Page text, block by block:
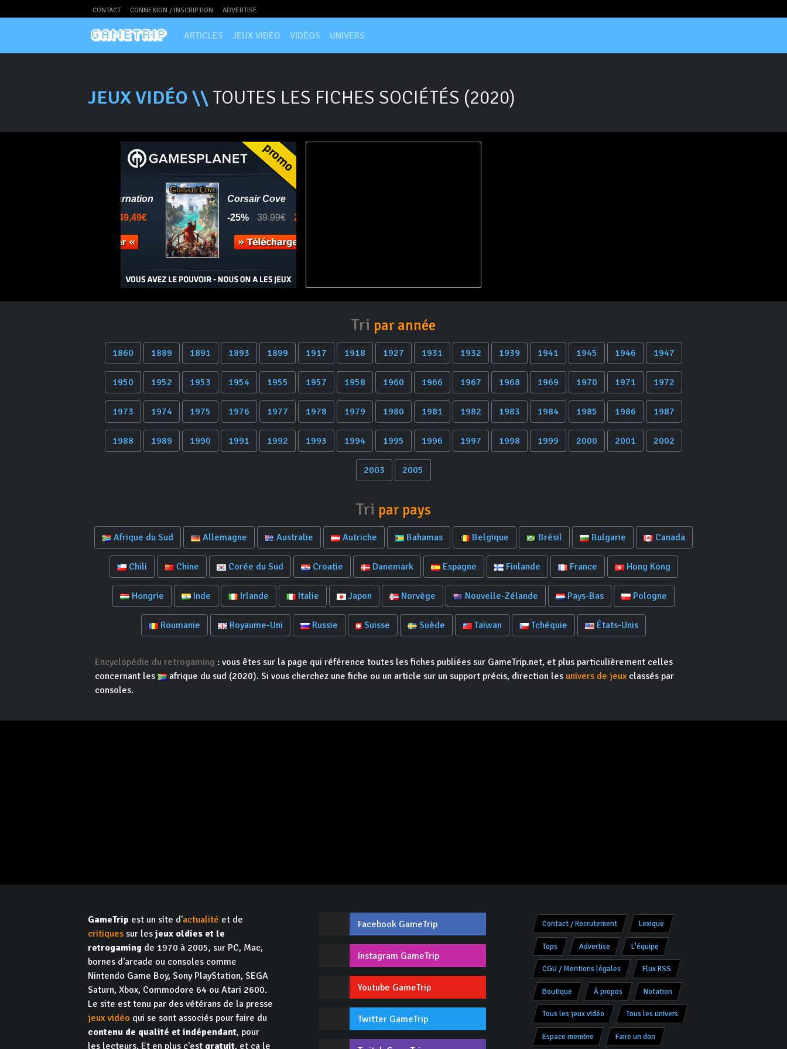
CONTACT CONNEXION / INSCRIPTION ADVERTISE
ARTICLES JEUX VIDÉO VIDÉOS UNIVERS
JEUX VIDÉO \\ TOUTES LES FICHES SOCIÉTÉS (2020)
Tri par année
1860 1889 1891 1893 1899 1917 1918 1927 1931 1932 1939 1941 1945 1946 1947
1950 1952 1953 1954 1955 1957 1958 1960 1966 1967 1968 1969 1970 1971 1972
1973 1974 1975 1976 1977 1978 1979 1980 1981 1982 1983 1984 1985 1986 1987
1988 1989 1990 1991 1992 1993 1994 1995 1996 1997 1998 1999 2000 2001 2002
2003 2005
Tri par pays
Afrique du Sud Allemagne Australie Autriche Bahamas Belgique Brésil Bulgarie Canada
Chili Chine Corée du Sud Croatie Danemark Espagne Finlande France Hong Kong
Hongrie Inde Irlande Italie Japon Norvège Nouvelle-Zélande Pays-Bas Pologne
Roumanie Royaume-Uni Russie Suisse Suède Taïwan Tchéquie États-Unis
Encyclopédie du retrogaming : vous êtes sur la page qui référence toutes les fiches publiées sur GameTrip.net, et plus particulièrement celles
concernant les
afrique du sud (2020). Si vous cherchez une fiche ou un article sur un support précis, direction les univers de jeux classés par
consoles.
GameTrip est un site d'actualité et de
critiques sur lesjeux oldies et le
retrogaming de 1970 à 2005, sur PC, Mac,
bornes d'arcade ou consoles comme
Nintendo Game Boy, Sony PlayStation, SEGA
Saturn, Xbox, Commodore 64 ou Atari 2600.
Le site est tenu par des vétérans de la presse
jeux vidéo qui se sont associés pour faire du
contenu de qualité et indépendant, pour
les lecteurs. Et en plus c'est gratuit, et ça le
Facebook GameTrip
Instagram GameTrip
Youtube GameTrip
Twitter GameTrip
Contact / Recrutement Lexique
Tops Advertise L'équipe
CGU / Mentions légales Flux RSS
Boutique À propos Notation
Tous les jeux vidéo Tous les univers
Espace membre Faire un don